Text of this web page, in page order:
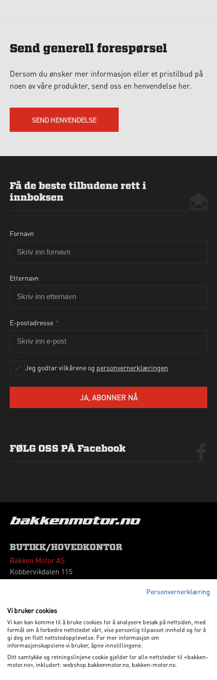
Send generell forespørsel
Dersom du ønsker mer informasjon eller et pristilbud på
noen av våre produkter, send oss en henvendelse her.
SEND HENVENDELSE
SEND HENVENDELSE
Få de beste tilbudene rett i
innboksen
Fornavn
Etternavn
E-postadresse *
Jeg godtar vilkårene og personvernerklæringen
JA, ABONNER NÅ
FØLG OSS PÅ Facebook
BUTIKK/HOVEDKONTOR
Bakken Motor AS
Kobbervikdalen 115
VÅRE ÅPNINGSTIDER
Mandag - Fredag
Lørdag
Personvernerklæring
Vi bruker cookies
Vi kan kan komme til å bruke cookies for å analysere besøk på nettsiden, med
formål om å forbedre nettstedet vårt, vise personlig tilpasset innhold og for å
gi deg en flott nettstedopplevelse. For mer informasjon om
informasjonskapslene vi bruker, åpne innstillingene.
Ditt samtykke og retningslinjene cookie gjelder for alle nettsteder til «bakken-
motor.no», inkludert: webshop.bakkenmotor.no, bakken-motor.no.